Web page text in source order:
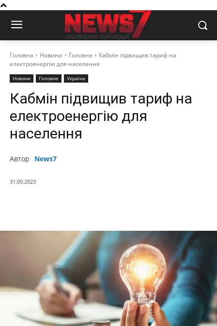
Головна Новини Головне
Кабмін підвищив тариф на
електроенергію для населення
Новини Головне Україна
Кабмін підвищив тариф на
електроенергію для
населення
Автор News7
31.05.2023